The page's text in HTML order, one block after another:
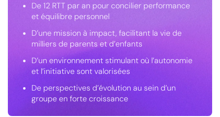
De 12 RTT par an pour concilier performance
et équilibre personnel
D’une mission à impact, facilitant la vie de
milliers de parents et d’enfants
D’un environnement stimulant où l’autonomie
et l’initiative sont valorisées
De perspectives d’évolution au sein d’un
groupe en forte croissance